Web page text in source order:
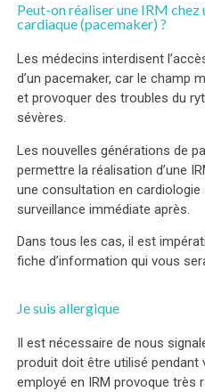
Peut-on réaliser une IRM chez
cardiaque (pacemaker) ?
Les médecins interdisent
d’un pacemaker, car le champ
et provoquer des troubles du
sévères.
Les nouvelles générations de
permettre la réalisation d’une
une consultation en cardiologie
surveillance immédiate après.
Dans tous les cas, il est
fiche d’information qui vous
Je suis allergique
Il est nécessaire de nous
produit doit être utilisé pendant
employé en IRM provoque très